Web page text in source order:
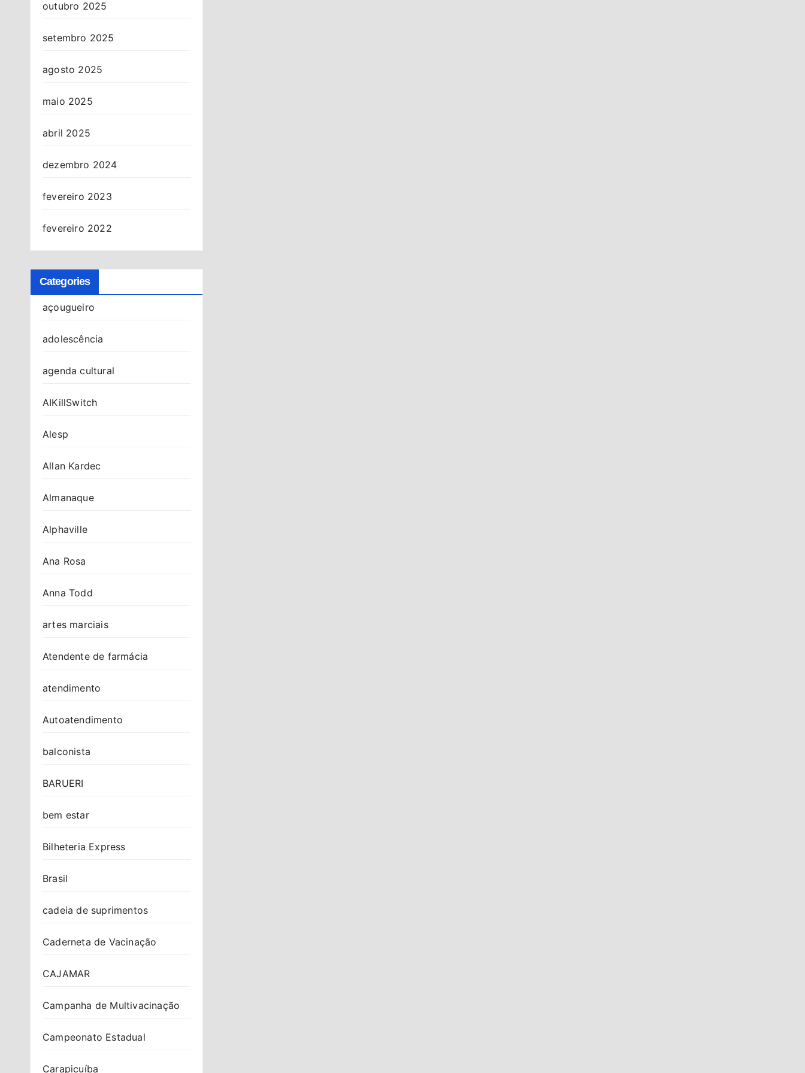
outubro 2025
setembro 2025
agosto 2025
maio 2025
abril 2025
dezembro 2024
fevereiro 2023
fevereiro 2022
Categories
açougueiro
adolescência
agenda cultural
AIKillSwitch
Alesp
Allan Kardec
Almanaque
Alphaville
Ana Rosa
Anna Todd
artes marciais
Atendente de farmácia
atendimento
Autoatendimento
balconista
BARUERI
bem estar
Bilheteria Express
Brasil
cadeia de suprimentos
Caderneta de Vacinação
CAJAMAR
Campanha de Multivacinação
Campeonato Estadual
Carapicuíba